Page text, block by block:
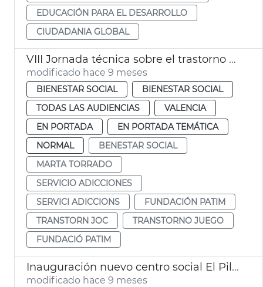
EDUCACIÓN PARA EL DESARROLLO
CIUDADANIA GLOBAL
VIII Jornada técnica sobre el trastorno por el juego
modificado hace 9 meses
BIENESTAR SOCIAL
BIENESTAR SOCIAL
TODAS LAS AUDIENCIAS
VALENCIA
EN PORTADA
EN PORTADA TEMÁTICA
NORMAL
BENESTAR SOCIAL
MARTA TORRADO
SERVICIO ADICCIONES
SERVICI ADICCIONS
FUNDACIÓN PATIM
TRANSTORN JOC
TRANSTORNO JUEGO
FUNDACIÓ PATIM
Inauguración nuevo centro social El Pilar
modificado hace 9 meses